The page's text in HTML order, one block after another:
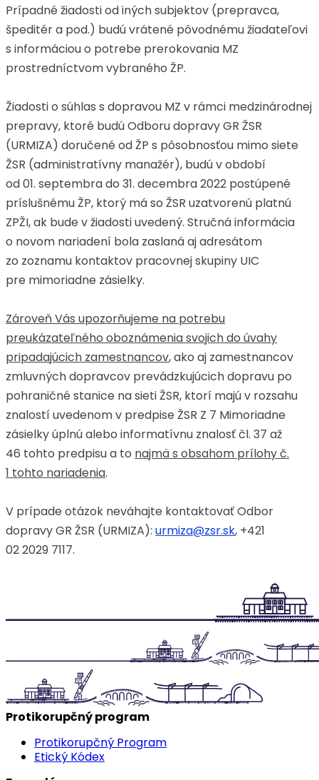
Prípadné žiadosti od iných subjektov (prepravca,
špeditér a pod.) budú vrátené pôvodnému žiadateľovi
s informáciou o potrebe prerokovania MZ
prostredníctvom vybraného ŽP.
Žiadosti o súhlas s dopravou MZ v rámci medzinárodnej
prepravy, ktoré budú Odboru dopravy GR ŽSR
(URMIZA) doručené od ŽP s pôsobnosťou mimo siete
ŽSR (administratívny manažér), budú v období
od 01. septembra do 31. decembra 2022 postúpené
príslušnému ŽP, ktorý má so ŽSR uzatvorenú platnú
ZPŽI, ak bude v žiadosti uvedený. Stručná informácia
o novom nariadení bola zaslaná aj adresátom
zo zoznamu kontaktov pracovnej skupiny UIC
pre mimoriadne zásielky.
Zároveň Vás upozorňujeme na potrebu
preukázateľného oboznámenia svojich do úvahy
pripadajúcich zamestnancov, ako aj zamestnancov
zmluvných dopravcov prevádzkujúcich dopravu po
pohraničné stanice na sieti ŽSR, ktorí majú v rozsahu
znalostí uvedenom v predpise ŽSR Z 7 Mimoriadne
zásielky úplnú alebo informatívnu znalosť čl. 37 až
46 tohto predpisu a to najmä s obsahom prílohy č.
1 tohto nariadenia.
V prípade otázok neváhajte kontaktovať Odbor
dopravy GR ŽSR (URMIZA): urmiza@zsr.sk, +421
02 2029 7117.
Protikorupčný program
Protikorupčný Program
Etický Kódex